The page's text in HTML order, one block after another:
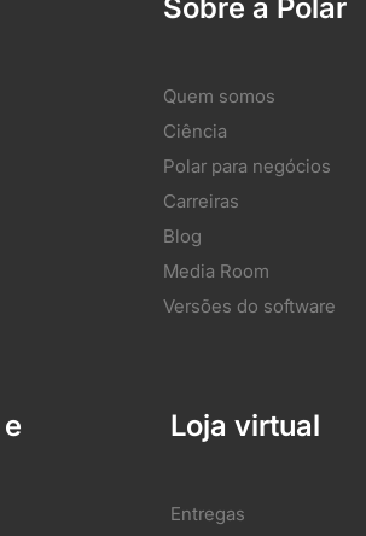
Sobre a Polar
Quem somos
Ciência
Polar para negócios
Carreiras
Blog
Media Room
Versões do software
Loja virtual
Entregas